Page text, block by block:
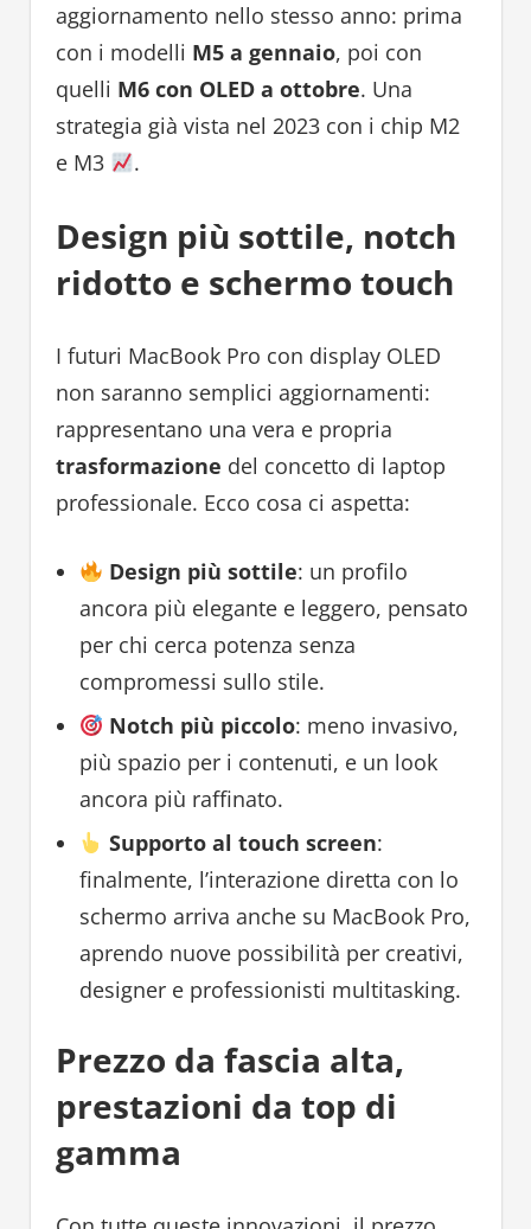
aggiornamento nello stesso anno: prima
con i modelli M5 a gennaio, poi con
quelli M6 con OLED a ottobre. Una
strategia già vista nel 2023 con i chip M2
e M3
.
Design più sottile, notch
ridotto e schermo touch
I futuri MacBook Pro con display OLED
non saranno semplici aggiornamenti:
rappresentano una vera e propria
trasformazione del concetto di laptop
professionale. Ecco cosa ci aspetta:
Design più sottile: un profilo
ancora più elegante e leggero, pensato
per chi cerca potenza senza
compromessi sullo stile.
Notch più piccolo: meno invasivo,
più spazio per i contenuti, e un look
ancora più raffinato.
Supporto al touch screen:
finalmente, l’interazione diretta con lo
schermo arriva anche su MacBook Pro,
aprendo nuove possibilità per creativi,
designer e professionisti multitasking.
Prezzo da fascia alta,
prestazioni da top di
gamma